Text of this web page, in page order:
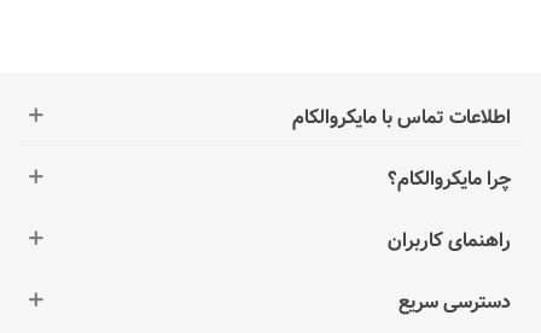
اطلاعات تماس با مایکروالکام
چرا مایکروالکام؟
راهنمای کاربران
دسترسی سریع